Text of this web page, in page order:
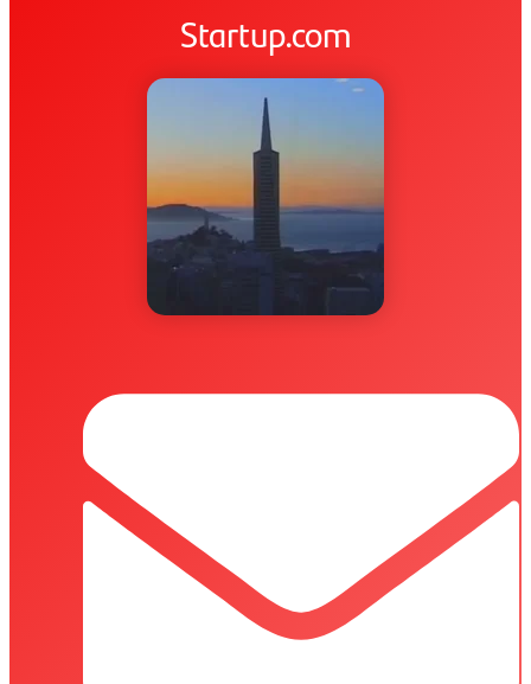
Startup.com